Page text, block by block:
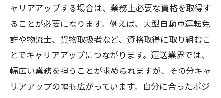
ャリアアップする場合は、業務上必要な資格を取得す
ることが必要になります。例えば、大型自動車運転免
許や物流士、貨物取扱者など、資格取得に取り組むこ
とでキャリアアップにつながります。運送業界では、
幅広い業務を担うことが求められますが、その分キャ
リアアップの幅も広がっています。自分に合ったポジ